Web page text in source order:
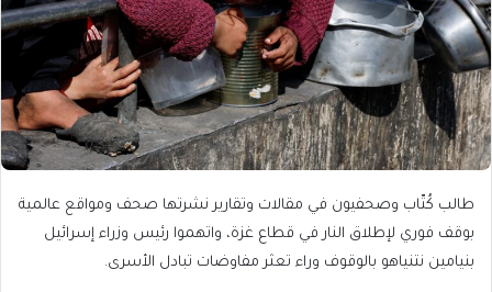
طالب كُتّاب وصحفيون في مقالات وتقارير نشرتها صحف ومواقع عالمية
بوقف فوري لإطلاق النار في قطاع غزة، واتهموا رئيس وزراء إسرائيل
بنيامين نتنياهو بالوقوف وراء تعثر مفاوضات تبادل الأسرى.